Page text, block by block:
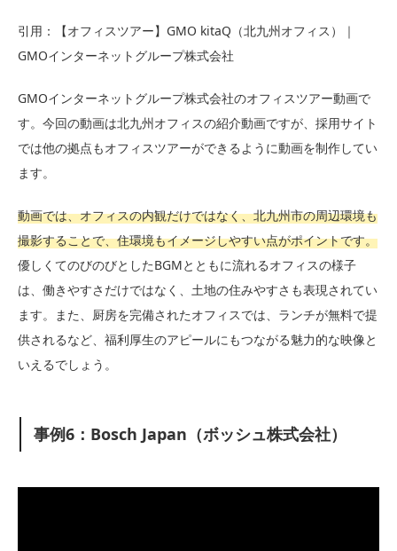
引用：【オフィスツアー】GMO kitaQ（北九州オフィス）｜
GMOインターネットグループ株式会社
GMOインターネットグループ株式会社のオフィスツアー動画で
す。今回の動画は北九州オフィスの紹介動画ですが、採用サイト
では他の拠点もオフィスツアーができるように動画を制作してい
ます。
動画では、オフィスの内観だけではなく、北九州市の周辺環境も
撮影することで、住環境もイメージしやすい点がポイントです。
優しくてのびのびとしたBGMとともに流れるオフィスの様子
は、働きやすさだけではなく、土地の住みやすさも表現されてい
ます。また、厨房を完備されたオフィスでは、ランチが無料で提
供されるなど、福利厚生のアピールにもつながる魅力的な映像と
いえるでしょう。
事例6：Bosch Japan（ボッシュ株式会社）